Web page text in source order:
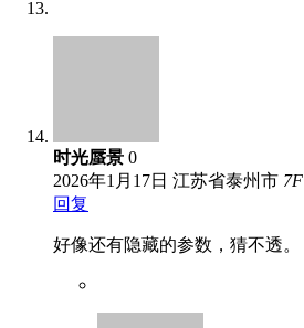
时光蜃景 0
2026年1月17日 江苏省泰州市 7F
回复
好像还有隐藏的参数，猜不透。